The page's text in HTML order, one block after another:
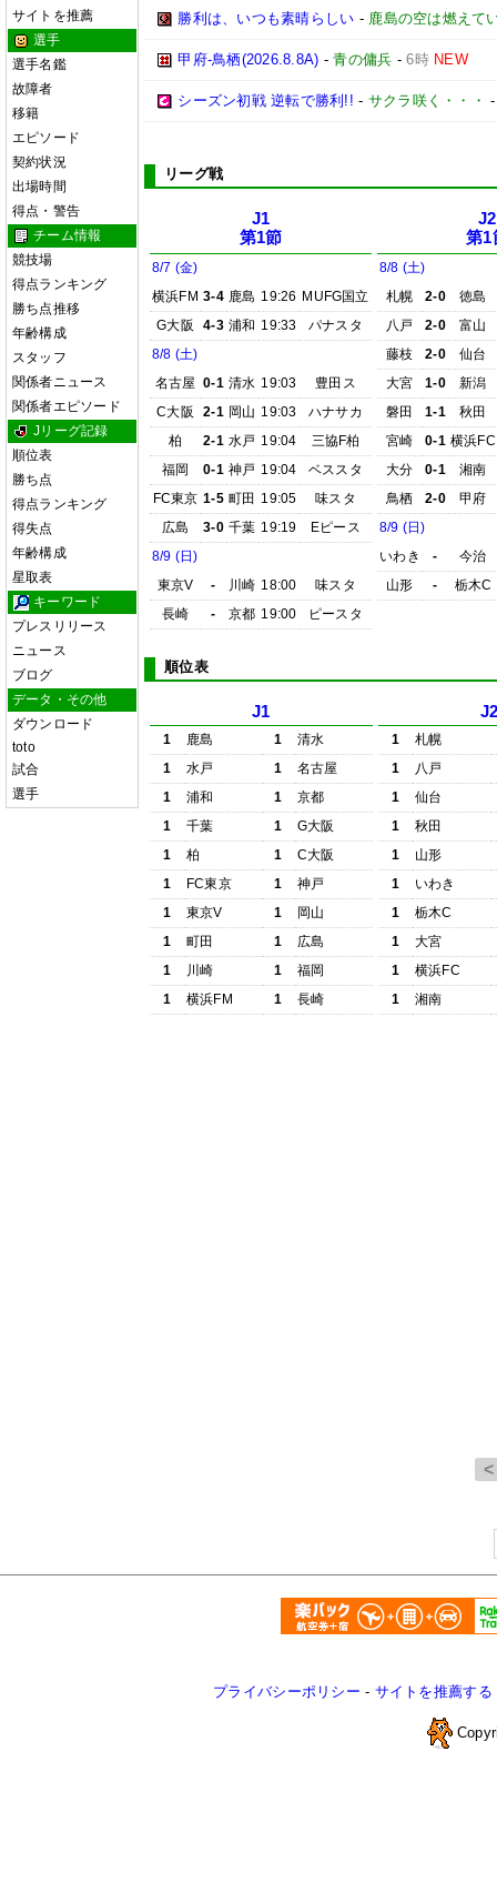
サイトを推薦
選手
選手名鑑
故障者
移籍
エピソード
契約状況
出場時間
得点・警告
チーム情報
競技場
得点ランキング
勝ち点推移
年齢構成
スタッフ
関係者ニュース
関係者エピソード
Jリーグ記録
順位表
勝ち点
得点ランキング
得失点
年齢構成
星取表
キーワード
プレスリリース
ニュース
ブログ
データ・その他
ダウンロード
toto
試合
選手
勝利は、いつも素晴らしい - 鹿島の空は燃えて
甲府-鳥栖(2026.8.8A) -青の傭兵 -6時 NEW
シーズン初戦 逆転で勝利!! - サクラ咲く・・・
リーグ戦
J1
第1節
8/7 (金)
横浜FM 3-4 鹿島 19:26 MUFG国立
G大阪
4-3 浦和 19:33
パナスタ
8/8 (土)
名古屋 0-1 清水 19:03
豊田ス
C大阪
2-1 岡山 19:03
ハナサカ
柏
2-1 水戸 19:04
三協F柏
福岡
0-1 神戸 19:04
ベススタ
FC東京 1-5 町田 19:05
味スタ
広島
3-0 千葉 19:19
Eピース
8/9 (日)
東京V
- 川崎 18:00
味スタ
長崎
- 京都 19:00 ピースタ
J2
第1
8/8 (土)
札幌
2-0
徳島
八戸
2-0
富山
藤枝
2-0
仙台
大宮
1-0
新潟
磐田
1-1
秋田
宮崎
0-1 横浜FC
大分
0-1
湘南
鳥栖
2-0
甲府
8/9 (日)
いわき
-
今治
山形
- 栃木C
順位表
J1
1 鹿島 1
清水
1
水戸 1
名古屋
1
浦和 1
京都
1
千葉 1
G大阪
1
柏 1
C大阪
1
FC東京 1
神戸
1
東京V 1
岡山
1
町田 1
広島
1
川崎 1
福岡
1
横浜FM 1 長崎
1
札幌
1
八戸
1
仙台
1
秋田
1
山形
1
いわき
1
栃木C
1
大宮
1
横浜FC
1
湘南
プライバシーポリシー - サイトを推薦する